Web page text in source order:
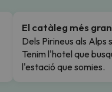
El catàleg més gran
Dels Pirineus als Alps
Tenim l'hotel que
l'estació que somies.